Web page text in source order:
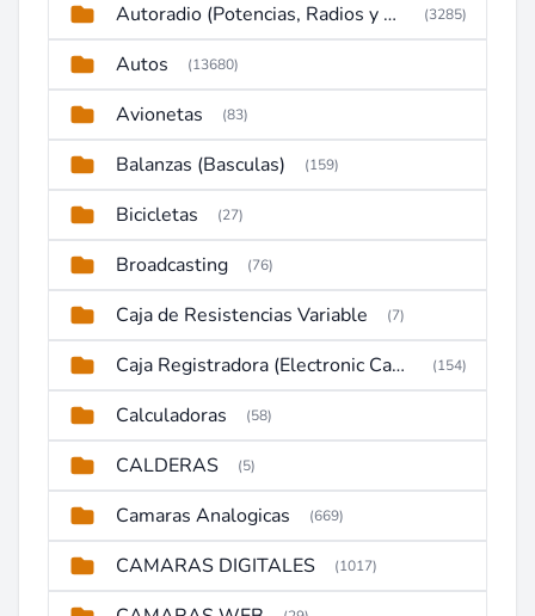
Autoradio (Potencias, Radios y DVD) (3285)
Autos (13680)
Avionetas (83)
Balanzas (Basculas) (159)
Bicicletas (27)
Broadcasting (76)
Caja de Resistencias Variable (7)
Caja Registradora (Electronic Cash Register) (154)
Calculadoras (58)
CALDERAS (5)
Camaras Analogicas (669)
CAMARAS DIGITALES (1017)